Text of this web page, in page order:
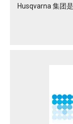
Husqvarna 集团